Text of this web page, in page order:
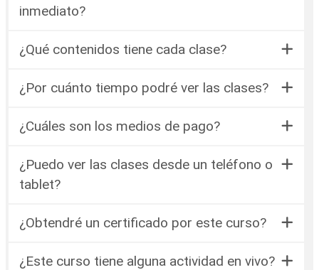
inmediato?
¿Qué contenidos tiene cada clase?
¿Por cuánto tiempo podré ver las clases?
¿Cuáles son los medios de pago?
¿Puedo ver las clases desde un teléfono o
tablet?
¿Obtendré un certificado por este curso?
¿Este curso tiene alguna actividad en vivo?